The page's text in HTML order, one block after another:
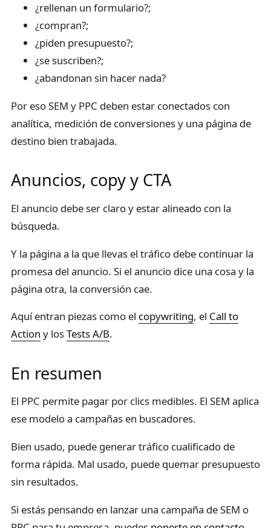
¿rellenan un formulario?;
¿compran?;
¿piden presupuesto?;
¿se suscriben?;
¿abandonan sin hacer nada?
Por eso SEM y PPC deben estar conectados con
analítica, medición de conversiones y una página de
destino bien trabajada.
Anuncios, copy y CTA
El anuncio debe ser claro y estar alineado con la
búsqueda.
Y la página a la que llevas el tráfico debe continuar la
promesa del anuncio. Si el anuncio dice una cosa y la
página otra, la conversión cae.
Aquí entran piezas como el copywriting, el Call to
Action y losTests A/B.
En resumen
El PPC permite pagar por clics medibles. El SEM aplica
ese modelo a campañas en buscadores.
Bien usado, puede generar tráfico cualificado de
forma rápida. Mal usado, puede quemar presupuesto
sin resultados.
Si estás pensando en lanzar una campaña de SEM o